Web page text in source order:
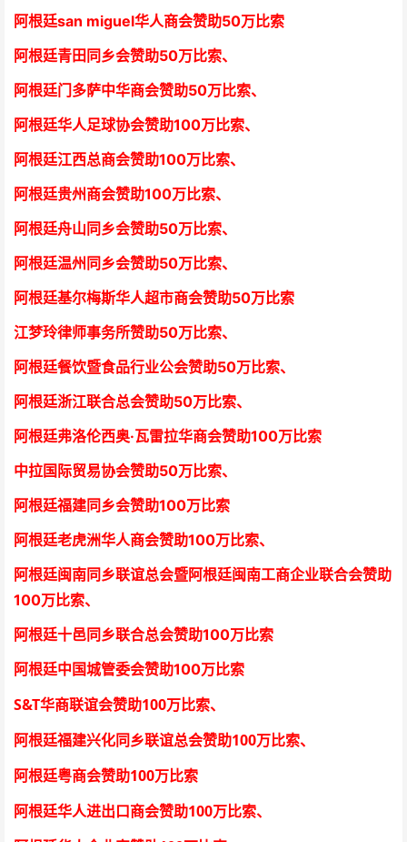
阿根廷san miguel华人商会赞助50万比索
阿根廷青田同乡会赞助50万比索、
阿根廷门多萨中华商会赞助50万比索、
阿根廷华人足球协会赞助100万比索、
阿根廷江西总商会赞助100万比索、
阿根廷贵州商会赞助100万比索、
阿根廷舟山同乡会赞助50万比索、
阿根廷温州同乡会赞助50万比索、
阿根廷基尔梅斯华人超市商会赞助50万比索
江梦玲律师事务所赞助50万比索、
阿根廷餐饮暨食品行业公会赞助50万比索、
阿根廷浙江联合总会赞助50万比索、
阿根廷弗洛伦西奥·瓦雷拉华商会赞助100万比索
中拉国际贸易协会赞助50万比索、
阿根廷福建同乡会赞助100万比索
阿根廷老虎洲华人商会赞助100万比索、
阿根廷闽南同乡联谊总会暨阿根廷闽南工商企业联合会赞助
100万比索、
阿根廷十邑同乡联合总会赞助100万比索
阿根廷中国城管委会赞助100万比索
S&T华商联谊会赞助100万比索、
阿根廷福建兴化同乡联谊总会赞助100万比索、
阿根廷粤商会赞助100万比索
阿根廷华人进出口商会赞助100万比索、